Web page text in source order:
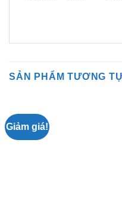
SẢN PHẨM TƯƠNG
Giảm giá!